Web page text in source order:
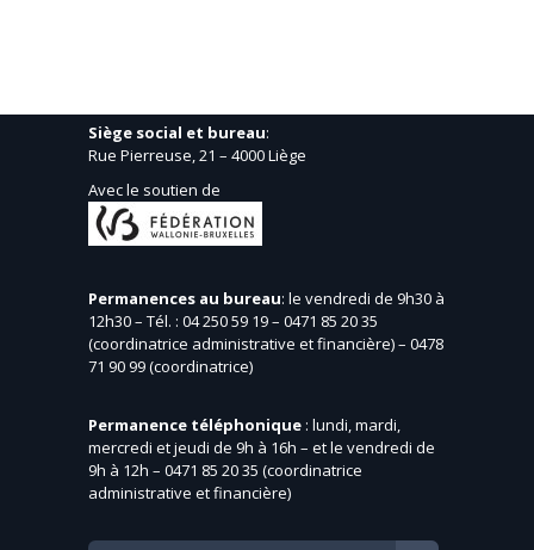
Siège social et bureau:
Rue Pierreuse, 21 – 4000 Liège
Avec le soutien de
Permanences au bureau: le vendredi de 9h30 à
12h30 – Tél. : 04 250 59 19 – 0471 85 20 35
(coordinatrice administrative et financière) – 0478
71 90 99 (coordinatrice)
Permanence téléphonique : lundi, mardi,
mercredi et jeudi de 9h à 16h – et le vendredi de
9h à 12h – 0471 85 20 35 (coordinatrice
administrative et financière)